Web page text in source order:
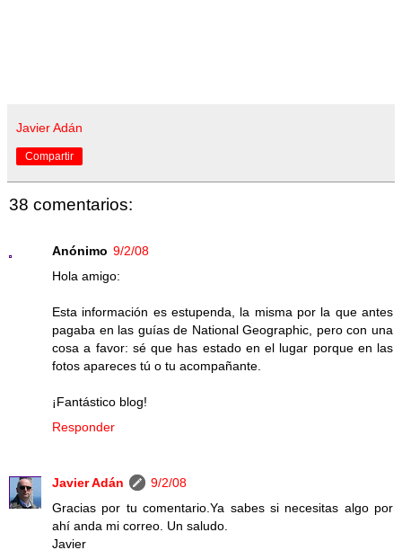
Javier Adán
Compartir
38 comentarios:
Anónimo 9/2/08
Hola amigo:
Esta información es estupenda, la misma por la que antes
pagaba en las guías de National Geographic, pero con una
cosa a favor: sé que has estado en el lugar porque en las
fotos apareces tú o tu acompañante.
¡Fantástico blog!
Responder
Javier Adán
9/2/08
Gracias por tu comentario.Ya sabes si necesitas algo por
ahí anda mi correo. Un saludo.
Javier